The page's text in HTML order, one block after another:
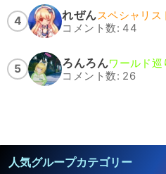
4 れぜんスペシャリス
コメント数: 44
5 ろんろんワールド巡
コメント数: 26
人気グループカテゴリー